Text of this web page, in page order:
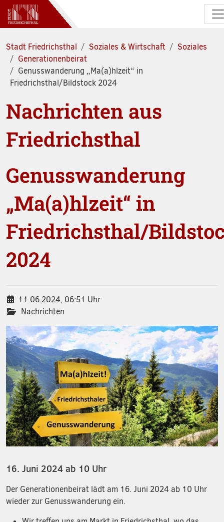
Zum Hauptinhalt springen
Stadt Friedrichsthal Soziales & Wirtschaft
Soziales
Generationenbeirat
Genusswanderung „Ma(a)hlzeit“ in
Friedrichsthal/Bildstock 2024
Nachrichten aus
Friedrichsthal
Genusswanderung
„Ma(a)hlzeit“ in
Friedrichsthal/
2024
Datum / Uhrzeit:
11.06.2024, 06:51 Uhr
Nachrichten
16. Juni 2024 ab 10 Uhr
Der Generationenbeirat lädt am 16. Juni 2024 ab 10 Uhr
wieder zur Genusswanderung ein.